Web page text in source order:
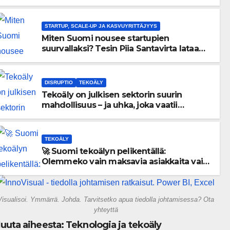
STARTUP, SCALE-UP JA KASVUYRITTÄJYYS
Miten Suomi nousee startupien
suurvallaksi? Tesin Piia Santavirta lataa
DISRUPTIO TEKOÄLY
Tekoäly on julkisen sektorin suurin
mahdollisuus – ja uhka, joka vaatii
TEKOÄLY
🚀 Suomi tekoälyn pelikentällä:
Olemmeko vain maksavia asiakkaita vai
gigatehtaan?
Ymmärrä. Johda. Tarvitsetko apua tiedolla johtamisessa? Ota
yhteyttä
aiheesta: Teknologia ja tekoäly